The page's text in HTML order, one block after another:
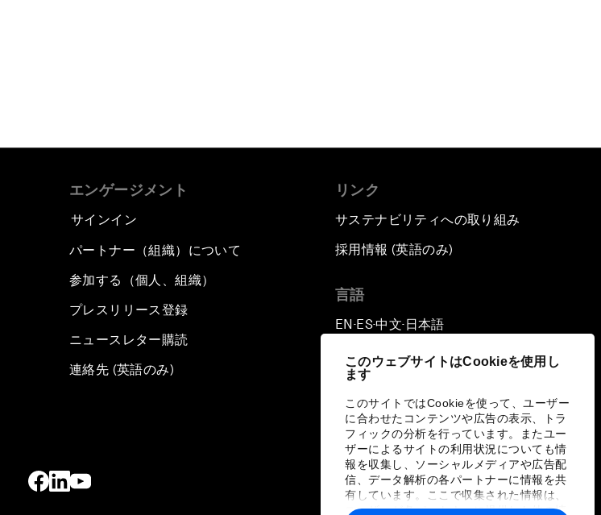
このウェブサイトはCookieを使用し
ます
このサイトではCookieを使って、ユーザー
に合わせたコンテンツや広告の表示、トラ
フィックの分析を行っています。またユー
ザーによるサイトの利用状況についても情
報を収集し、ソーシャルメディアや広告配
信、データ解析の各パートナーに情報を共
有しています。ここで収集された情報は、
ユーザーが各パートナーに提供した他の情
エンゲージメント
サインイン
パートナー（組織）について
参加する（個人、組織）
プレスリリース登録
ニュースレター購読
連絡先 (英語のみ)
リンク
サステナビリティへの取り組み
採用情報 (英語のみ)
言語
EN ▪ ES▪中文▪ 日本語